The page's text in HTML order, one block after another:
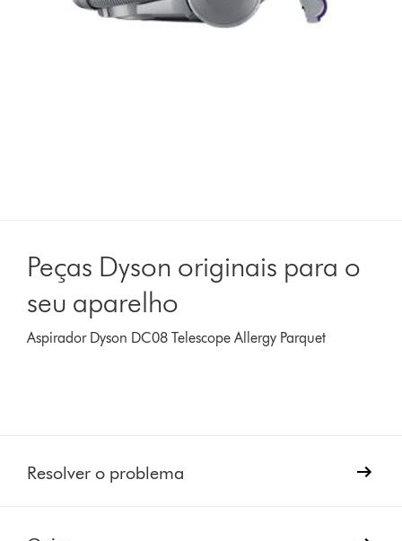
Peças Dyson originais para o
seu aparelho
Aspirador Dyson DC08 Telescope Allergy Parquet
Resolver o problema